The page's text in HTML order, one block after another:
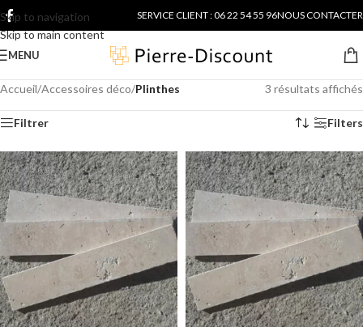
Skip to navigation
Skip to main content
SERVICE CLIENT : 06 22 54 55 96NOUS CONTACTER
MENU
Accueil/Accessoires déco/Plinthes 3 résultats affichés
Filtrer Filters